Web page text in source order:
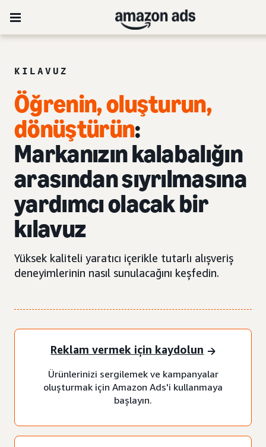
KILAVUZ
Öğrenin, oluşturun,
dönüştürün:
Markanızın kalabalığın
arasından sıyrılmasına
yardımcı olacak bir
kılavuz
Yüksek kaliteli yaratıcı içerikle tutarlı alışveriş
deneyimlerinin nasıl sunulacağını keşfedin.
Reklam vermek için kaydolun
Ürünlerinizi sergilemek ve kampanyalar
oluşturmak için Amazon Ads'i kullanmaya
başlayın.